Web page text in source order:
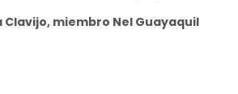
miembro Nel Guayaquil